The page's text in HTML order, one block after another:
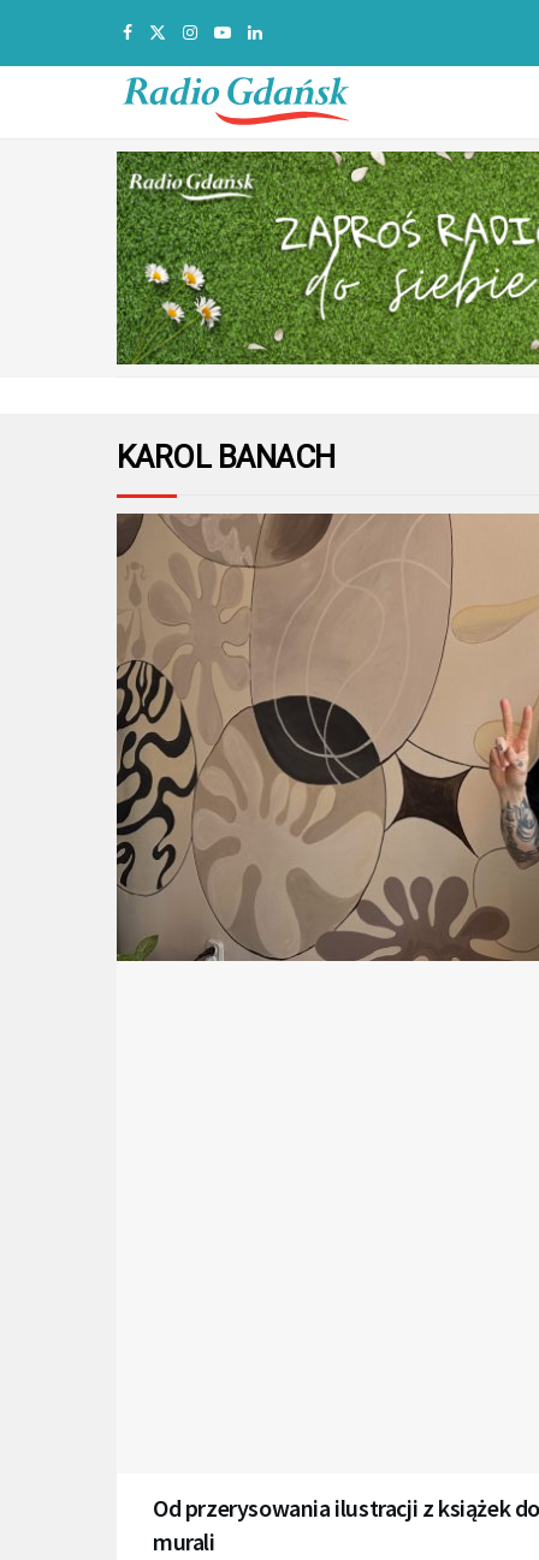
KAROL BANACH
Od przerysowania ilustracji z książek
murali